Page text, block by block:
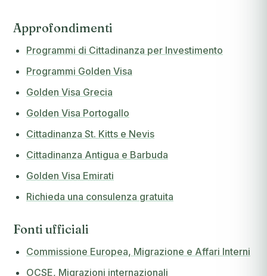
Approfondimenti
Programmi di Cittadinanza per Investimento
Programmi Golden Visa
Golden Visa Grecia
Golden Visa Portogallo
Cittadinanza St. Kitts e Nevis
Cittadinanza Antigua e Barbuda
Golden Visa Emirati
Richieda una consulenza gratuita
Fonti ufficiali
Commissione Europea, Migrazione e Affari Interni
OCSE, Migrazioni internazionali